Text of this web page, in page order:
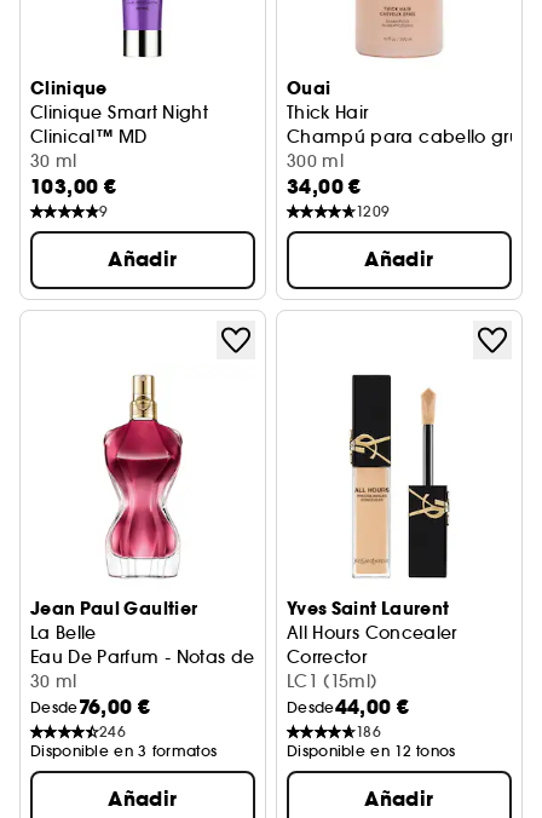
Clinique
Clinique Smart Night
Clinical™ MD
30 ml
103,00 €
9
Añadir
Ouai
Thick Hair
Champú para cabello
300 ml
34,00 €
1209
Añadir
Jean Paul Gaultier
La Belle
Eau De Parfum - Notas de Pera, Bergamota & Vainilla
30 ml
Desde76,00 €
246
Disponible en 3 formatos
Añadir
Yves Saint Laurent
All Hours Concealer
Corrector
LC1 (15ml)
Desde44,00 €
186
Disponible en 12 tonos
Añadir